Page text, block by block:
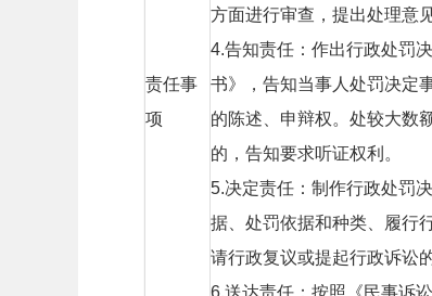
责任事
项
方面进行审查，提出处理意见
4.告知责任：作出行政处罚
书》，告知当事人处罚决定
的陈述、申辩权。处较大数
的，告知要求听证权利。
5.决定责任：制作行政处罚
据、处罚依据和种类、履行
请行政复议或提起行政诉讼
6.送达责任：按照《民事诉